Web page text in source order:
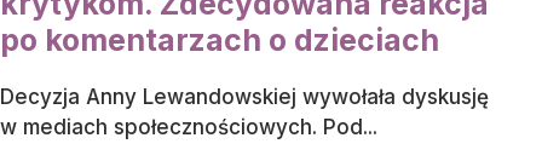
po komentarzach o dzieciach
Decyzja Anny Lewandowskiej wywołała dyskusję
w mediach społecznościowych. Pod...